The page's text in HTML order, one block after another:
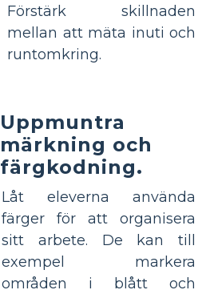
Förstärk skillnaden
mellan att mäta inuti och
runtomkring.
Uppmuntra
märkning och
färgkodning.
Låt eleverna använda
färger för att organisera
sitt arbete. De kan till
exempel markera
områden i blått och